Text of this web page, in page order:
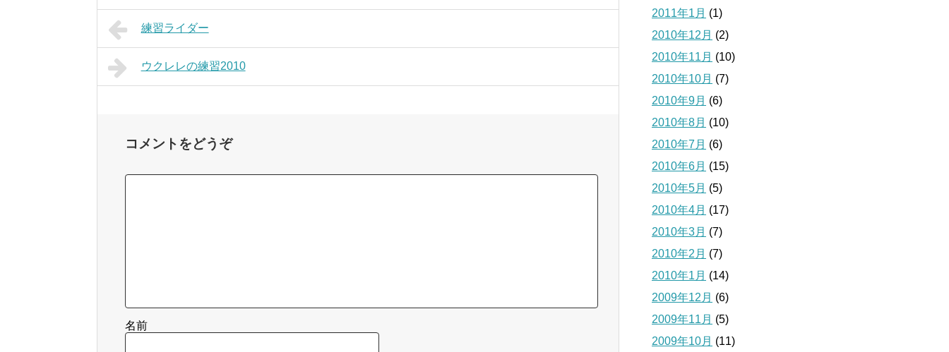
練習ライダー
ウクレレの練習2010
コメントをどうぞ
名前
2011年1月 (1)
2010年12月 (2)
2010年11月 (10)
2010年10月 (7)
2010年9月 (6)
2010年8月 (10)
2010年7月 (6)
2010年6月 (15)
2010年5月 (5)
2010年4月 (17)
2010年3月 (7)
2010年2月 (7)
2010年1月 (14)
2009年12月 (6)
2009年11月 (5)
2009年10月 (11)